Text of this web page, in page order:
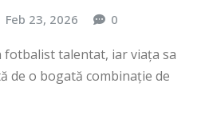
Feb 23, 2026 0
fotbalist talentat, iar viața sa
de o bogată combinație de